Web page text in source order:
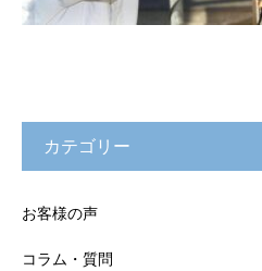
カテゴリー
お客様の声
コラム・質問